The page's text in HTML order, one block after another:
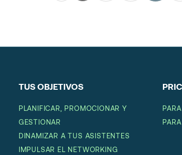
TUS OBJETIVOS
PLANIFICAR, PROMOCIONAR Y
GESTIONAR
DINAMIZAR A TUS ASISTENTES
IMPULSAR EL NETWORKING